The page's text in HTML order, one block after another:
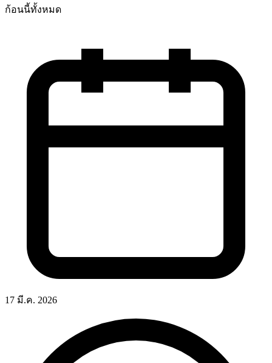
ก้อนนี้ทั้งหมด
17 มี.ค. 2026